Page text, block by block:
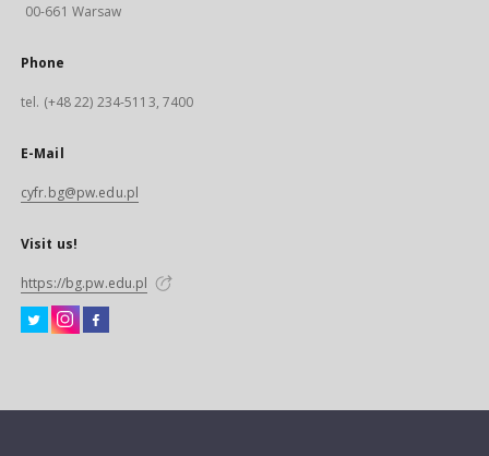
00-661 Warsaw
Phone
tel. (+48 22) 234-5113, 7400
E-Mail
cyfr.bg@pw.edu.pl
Visit us!
https://bg.pw.edu.pl